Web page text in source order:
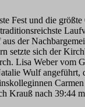
Fest und die
der
setzte sich der
Lisa Weber vom
Wulf
nach 39:44